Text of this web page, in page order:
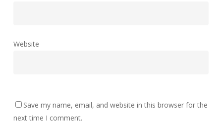
Website
Save my name, email, and website in this browser for the
next time I comment.